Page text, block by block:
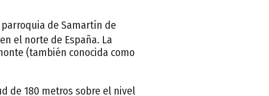
de Samartín de
el norte de España. La
(también conocida como
de 180 metros sobre el nivel